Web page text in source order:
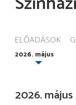
ELŐADÁSOK
2026. május
2026. május